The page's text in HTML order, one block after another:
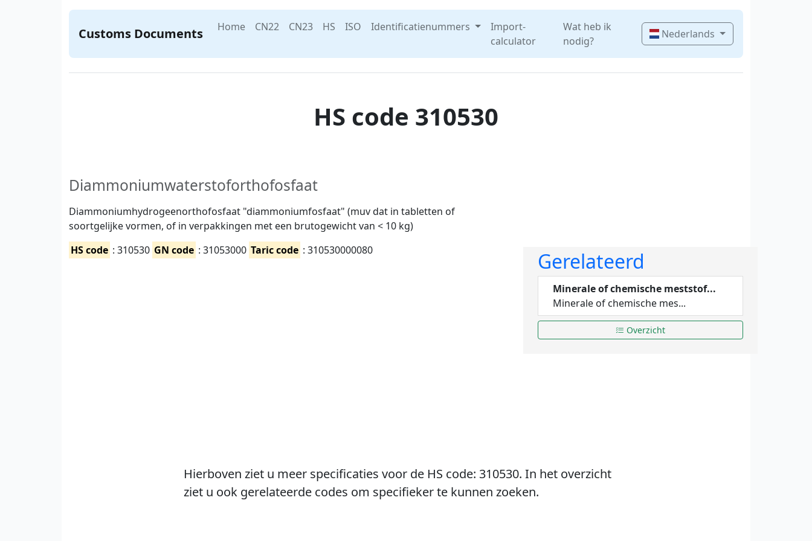
Customs Documents Home CN22 CN23 HS ISO Identificatienummers
Import-
calculator
Wat heb ik
nodig?
Nederlands
HS code 310530
Diammoniumwaterstoforthofosfaat
Diammoniumhydrogeenorthofosfaat "diammoniumfosfaat" (muv dat in tabletten of
soortgelijke vormen, of in verpakkingen met een brutogewicht van < 10 kg)
HS code : 310530 GN code : 31053000 Taric code : 310530000080 Gerelateerd
Minerale of chemische meststof...
Minerale of chemische mes...
Overzicht
Hierboven ziet u meer specificaties voor de HS code: 310530. In het overzicht
ziet u ook gerelateerde codes om specifieker te kunnen zoeken.